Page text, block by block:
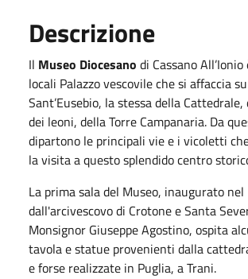
Descrizione
Il Museo Diocesano di Cassano
locali Palazzo vescovile che si affaccia
Sant’Eusebio, la stessa della
dei leoni, della Torre Campanaria. Da
dipartono le principali vie e i vicoletti
la visita a questo splendido centro
La prima sala del Museo, inaugurato nel
dall'arcivescovo di Crotone e Santa
Monsignor Giuseppe Agostino, ospita
tavola e statue provenienti dalla
e forse realizzate in Puglia, a Trani.